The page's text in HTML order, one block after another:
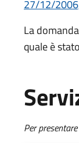
27/12/
La
quale è
Per